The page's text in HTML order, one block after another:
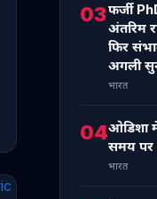
03फर्जी
अंतरिम
फिर
अगली
भारत
04ओडिशा
समय पर
भारत